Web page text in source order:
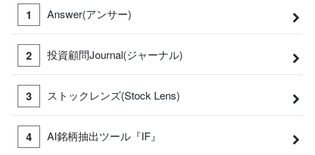
Answer(アンサー)
投資顧問Journal(ジャーナル)
ストックレンズ(Stock Lens)
AI銘柄抽出ツール『IF』